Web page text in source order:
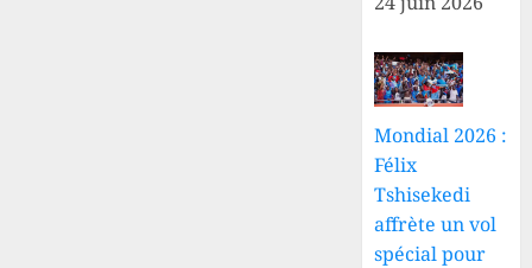
Mondial 2026 :
Félix
Tshisekedi
affrète un vol
spécial pour